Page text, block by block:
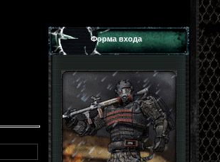
Форма входа